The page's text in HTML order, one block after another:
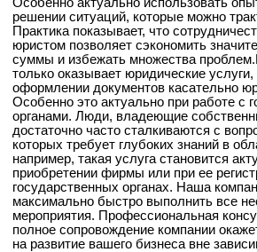
решении ситуаций, которые можно
Практика показывает, что
юристом позволяет сэкономить
суммы и избежать множества
только оказывает юридические услуги,
оформлении документов касательно
Особенно это актуально при работе с
органами. Люди, владеющие
достаточно часто сталкиваются с
которых требует глубоких знаний в
например, такая услуга становится
приобретении фирмы или при ее
государственных органах. Наша
максимально быстро выполнить все
мероприятия. Профессиональная
полное сопровождение компании
на развитие вашего бизнеса вне